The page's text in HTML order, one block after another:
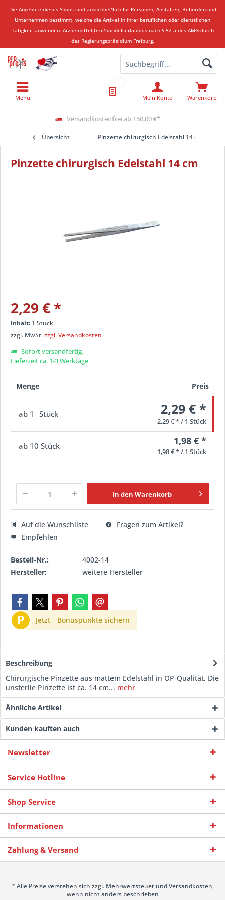
Die Angebote dieses Shops sind ausschließlich für Personen, Anstalten, Behörden und
Unternehmen bestimmt, welche die Artikel in ihrer beruflichen oder dienstlichen
Tätigkeit anwenden. Arzneimittel-Großhandelserlaubnis nach § 52 a des AMG durch
das Regierungspräsidium Freiburg.
Versandkostenfrei ab 150,00 €*
Warenkorb
Mein Konto
Menü
Übersicht Pinzette chirurgisch Edelstahl 14 cm
Pinzette chirurgisch Edelstahl 14 cm
2,29 € *
Inhalt: 1 Stück
zzgl. MwSt.zzgl. Versandkosten
Sofort versandfertig,
Lieferzeit ca. 1-3 Werktage
Menge Preis
ab 1 Stück 2,29 € *
2,29 € * / 1 Stück
ab 10 Stück 1,98 € *
1,98 € * / 1 Stück
In den Warenkorb
Auf die Wunschliste
Fragen zum Artikel?
Empfehlen
Bestell-Nr.:
4002-14
Hersteller:
weitere Hersteller
P Jetzt Bonuspunkte sichern
Beschreibung
Chirurgische Pinzette aus mattem Edelstahl in OP-Qualität. Die
unsterile Pinzette ist ca. 14 cm... mehr
Ähnliche Artikel
Kunden kauften auch
Newsletter
Service Hotline
Shop Service
Informationen
Zahlung & Versand
* Alle Preise verstehen sich zzgl. Mehrwertsteuer undVersandkosten,
wenn nicht anders beschrieben